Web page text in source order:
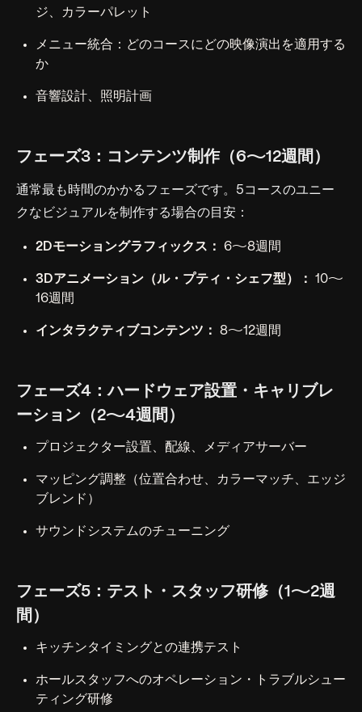
ジ、カラーパレット
メニュー統合：どのコースにどの映像演出を適用する
か
音響設計、照明計画
フェーズ3：コンテンツ制作（6〜12週間）
通常最も時間のかかるフェーズです。5コースのユニー
クなビジュアルを制作する場合の目安：
2Dモーショングラフィックス： 6〜8週間
3Dアニメーション（ル・プティ・シェフ型）：
10〜
16週間
インタラクティブコンテンツ： 8〜12週間
フェーズ4：ハードウェア設置・キャリブレ
ーション（2〜4週間）
プロジェクター設置、配線、メディアサーバー
マッピング調整（位置合わせ、カラーマッチ、エッジ
ブレンド）
サウンドシステムのチューニング
フェーズ5：テスト・スタッフ研修（1〜2週
間）
キッチンタイミングとの連携テスト
ホールスタッフへのオペレーション・トラブルシュー
ティング研修